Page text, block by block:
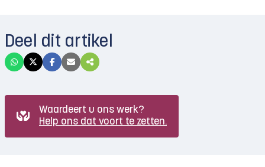
Deel dit artikel
Waardeert u ons werk?
Help ons dat voort te zetten.